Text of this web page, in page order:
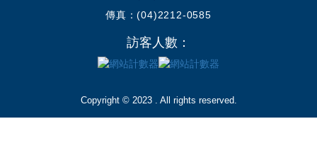
傳真：(04)2212-0585
訪客人數：
Copyright © 2023 . All rights reserved.